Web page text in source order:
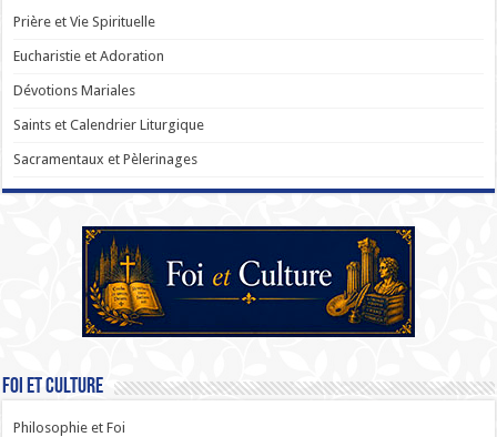
Prière et Vie Spirituelle
Eucharistie et Adoration
Dévotions Mariales
Saints et Calendrier Liturgique
Sacramentaux et Pèlerinages
Foi et Culture
Philosophie et Foi